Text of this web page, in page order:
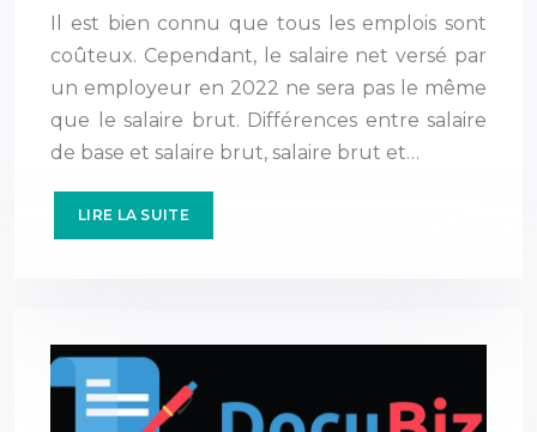
Il est bien connu que tous les emplois sont
coûteux. Cependant, le salaire net versé par
un employeur en 2022 ne sera pas le même
que le salaire brut. Différences entre salaire
de base et salaire brut, salaire brut et…
LIRE LA SUITE